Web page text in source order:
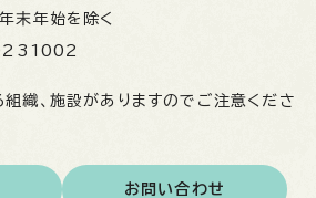
末年始を除く
織、施設がありますのでご注意くださ
お問い合わせ